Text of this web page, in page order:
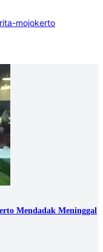
mojokerto
Mendadak Meninggal